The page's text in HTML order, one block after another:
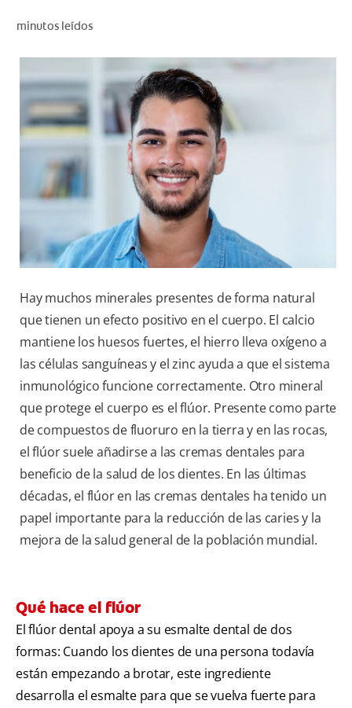
minutos leídos
Hay muchos minerales presentes de forma natural
que tienen un efecto positivo en el cuerpo. El calcio
mantiene los huesos fuertes, el hierro lleva oxígeno a
las células sanguíneas y el zinc ayuda a que el sistema
inmunológico funcione correctamente. Otro mineral
que protege el cuerpo es el flúor. Presente como parte
de compuestos de fluoruro en la tierra y en las rocas,
el flúor suele añadirse a las cremas dentales para
beneficio de la salud de los dientes. En las últimas
décadas, el flúor en las cremas dentales ha tenido un
papel importante para la reducción de las caries y la
mejora de la salud general de la población mundial.
Qué hace el flúor
El flúor dental apoya a su esmalte dental de dos
formas: Cuando los dientes de una persona todavía
están empezando a brotar, este ingrediente
desarrolla el esmalte para que se vuelva fuerte para